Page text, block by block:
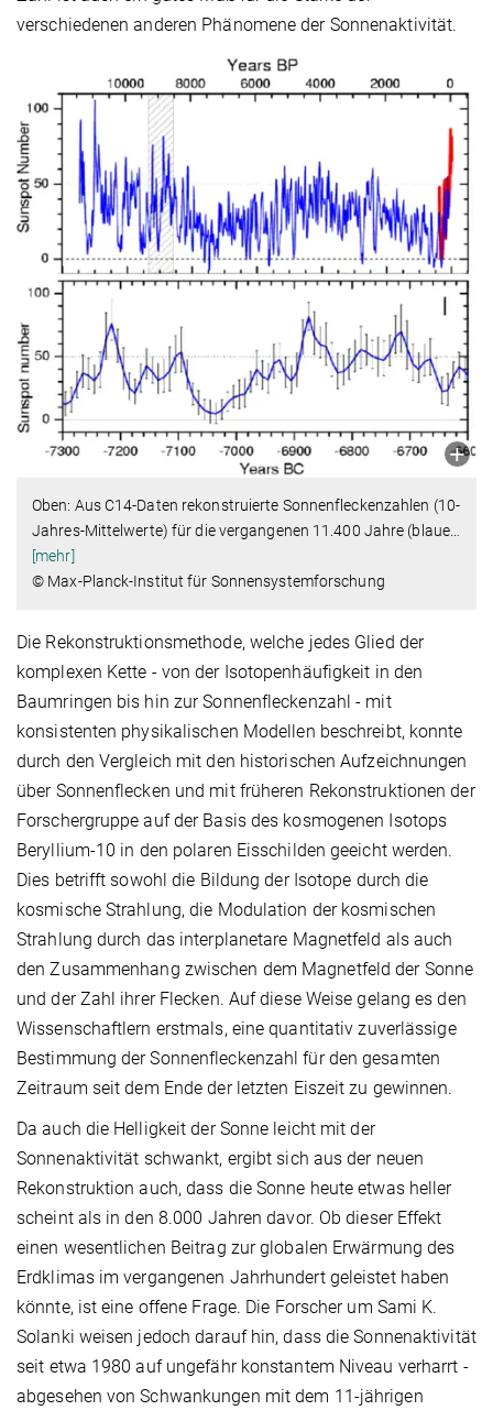
verschiedenen anderen Phänomene der Sonnenaktivität.
Oben: Aus C14-Daten rekonstruierte Sonnenfleckenzahlen (10-
Jahres-Mittelwerte) für die vergangenen 11.400 Jahre (blaue…
[mehr]
© Max-Planck-Institut für Sonnensystemforschung
Die Rekonstruktionsmethode, welche jedes Glied der
komplexen Kette - von der Isotopenhäufigkeit in den
Baumringen bis hin zur Sonnenfleckenzahl - mit
konsistenten physikalischen Modellen beschreibt, konnte
durch den Vergleich mit den historischen Aufzeichnungen
über Sonnenflecken und mit früheren Rekonstruktionen der
Forschergruppe auf der Basis des kosmogenen Isotops
Beryllium-10 in den polaren Eisschilden geeicht werden.
Dies betrifft sowohl die Bildung der Isotope durch die
kosmische Strahlung, die Modulation der kosmischen
Strahlung durch das interplanetare Magnetfeld als auch
den Zusammenhang zwischen dem Magnetfeld der Sonne
und der Zahl ihrer Flecken. Auf diese Weise gelang es den
Wissenschaftlern erstmals, eine quantitativ zuverlässige
Bestimmung der Sonnenfleckenzahl für den gesamten
Zeitraum seit dem Ende der letzten Eiszeit zu gewinnen.
Da auch die Helligkeit der Sonne leicht mit der
Sonnenaktivität schwankt, ergibt sich aus der neuen
Rekonstruktion auch, dass die Sonne heute etwas heller
scheint als in den 8.000 Jahren davor. Ob dieser Effekt
einen wesentlichen Beitrag zur globalen Erwärmung des
Erdklimas im vergangenen Jahrhundert geleistet haben
könnte, ist eine offene Frage. Die Forscher um Sami K.
Solanki weisen jedoch darauf hin, dass die Sonnenaktivität
seit etwa 1980 auf ungefähr konstantem Niveau verharrt -
abgesehen von Schwankungen mit dem 11-jährigen